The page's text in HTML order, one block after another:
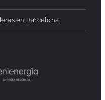
en Barcelona